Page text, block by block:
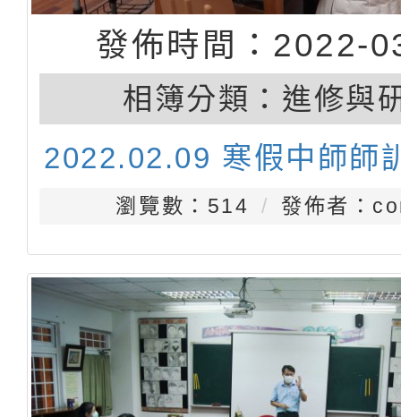
發佈時間：2022-
相簿分類： 進修與
2022.02.09 寒假中師師
瀏覽數：514 發佈者：